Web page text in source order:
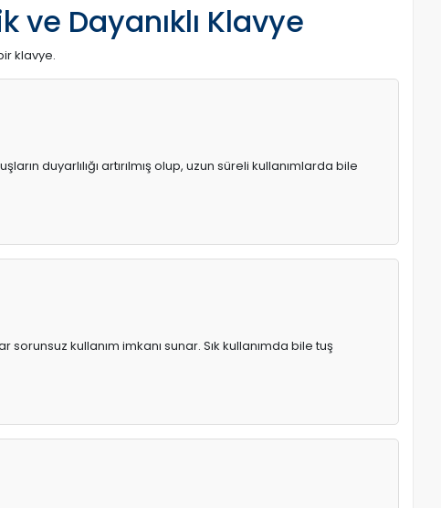
ve Dayanıklı Klavye
klavye.
duyarlılığı artırılmış olup, uzun süreli kullanımlarda bile
kullanım imkanı sunar. Sık kullanımda bile tuş